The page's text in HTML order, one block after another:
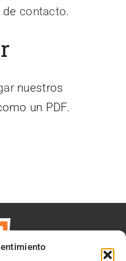
de contacto.
nuestros
un PDF.